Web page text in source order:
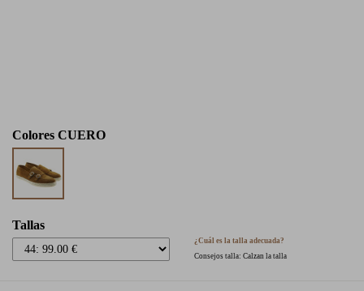
Colores CUERO
Tallas
¿Cuál es la talla adecuada?
Consejos talla: Calzan la talla